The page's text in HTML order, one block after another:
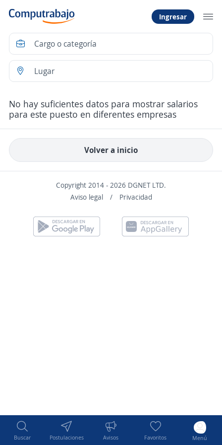
Ingresar
Buscar Postulaciones Avisos Favoritos Menú
No hay suficientes datos para mostrar salarios
para este puesto en diferentes empresas
Volver a inicio
Copyright 2014 - 2026 DGNET LTD.
Aviso legal
/ Privacidad